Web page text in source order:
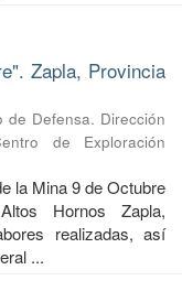
Zapla, Provincia
de Defensa. Dirección
de Exploración
la Mina 9 de Octubre
Hornos Zapla,
realizadas, así
...